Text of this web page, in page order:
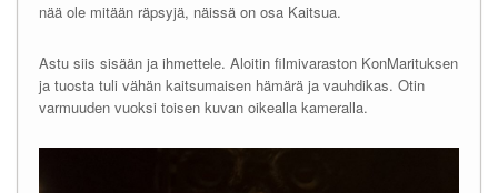
nää ole mitään räpsyjä, näissä on osa Kaitsua.
Astu siis sisään ja ihmettele. Aloitin filmivaraston KonMarituksen
ja tuosta tuli vähän kaitsumaisen hämärä ja vauhdikas. Otin
varmuuden vuoksi toisen kuvan oikealla kameralla.